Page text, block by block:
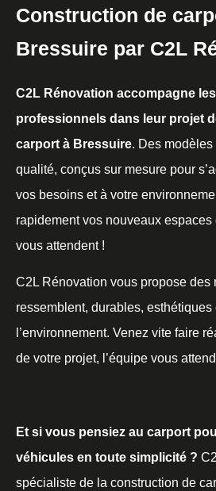
Construction de
Bressuire par C2L
C2L Rénovation accompagne
professionnels dans leur projet
carport à Bressuire. Des
qualité, conçus sur mesure pour
vos besoins et à votre
rapidement vos nouveaux espaces
vous attendent !
C2L Rénovation vous propose des
ressemblent, durables,
l’environnement. Venez vite faire
de votre projet, l’équipe vous
Et si vous pensiez au carport
véhicules en toute simplicité ?
spécialiste de la construction de